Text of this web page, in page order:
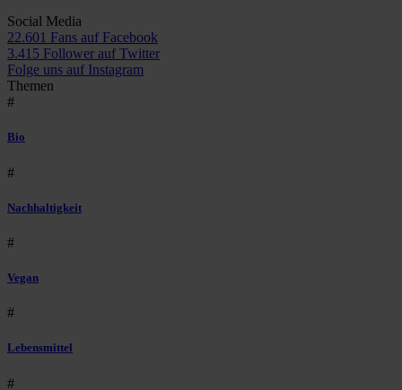
Social Media
22.601 Fans auf Facebook
3.415 Follower auf Twitter
Folge uns auf Instagram
Themen
#
Bio
#
Nachhaltigkeit
#
Vegan
#
Lebensmittel
#